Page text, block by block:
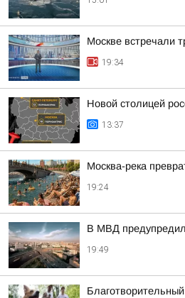
Москве встречали
19:34
Новой столицей
13:37
Москва-река
19:24
В МВД
19:49